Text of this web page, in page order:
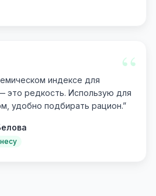
“
индексе для
это редкость. Использую для
удобно подбирать рацион.”